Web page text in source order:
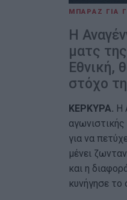
ΜΠΑΡΑΖ ΓΙΑ
Η
ματς
Εθνική,
στόχο
ΚΕΡΚΥΡΑ. Η
για να
μένει
και η
κυνήγησε το